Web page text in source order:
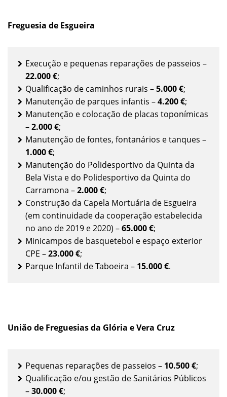
Freguesia de Esgueira
Execução e pequenas reparações de passeios –
22.000 €;
Qualificação de caminhos rurais –5.000 €;
Manutenção de parques infantis –4.200 €;
Manutenção e colocação de placas toponímicas
–2.000 €;
Manutenção de fontes, fontanários e tanques –
1.000 €;
Manutenção do Polidesportivo da Quinta da
Bela Vista e do Polidesportivo da Quinta do
Carramona –2.000 €;
Construção da Capela Mortuária de Esgueira
(em continuidade da cooperação estabelecida
no ano de 2019 e 2020) –65.000 €;
Minicampos de basquetebol e espaço exterior
CPE –23.000 €;
Parque Infantil de Taboeira – 15.000 €.
União de Freguesias da Glória e Vera Cruz
Pequenas reparações de passeios – 10.500 €;
Qualificação e/ou gestão de Sanitários Públicos
–30.000 €;